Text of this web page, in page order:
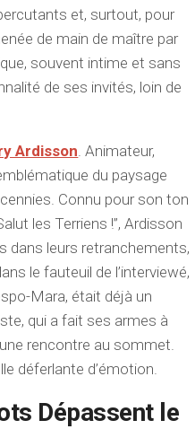
et, surtout, pour
de main de maître par
souvent intime et sans
de ses invités, loin de
Ardisson. Animateur,
du paysage
Connu pour son ton
les Terriens !”, Ardisson
dans leurs retranchements,
le fauteuil de l’interviewé,
Mara, était déjà un
qui a fait ses armes à
rencontre au sommet.
déferlante d’émotion.
Dépassent le